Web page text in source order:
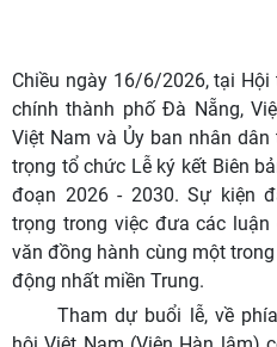
Chiều ngày 16/6/2026, tại
chính thành phố Đà Nẵng,
Việt Nam và Ủy ban nhân
trọng tổ chức Lễ ký kết Biên
đoạn 2026 - 2030. Sự kiện
trọng trong việc đưa các
văn đồng hành cùng một
động nhất miền Trung.
Tham dự buổi lễ, về